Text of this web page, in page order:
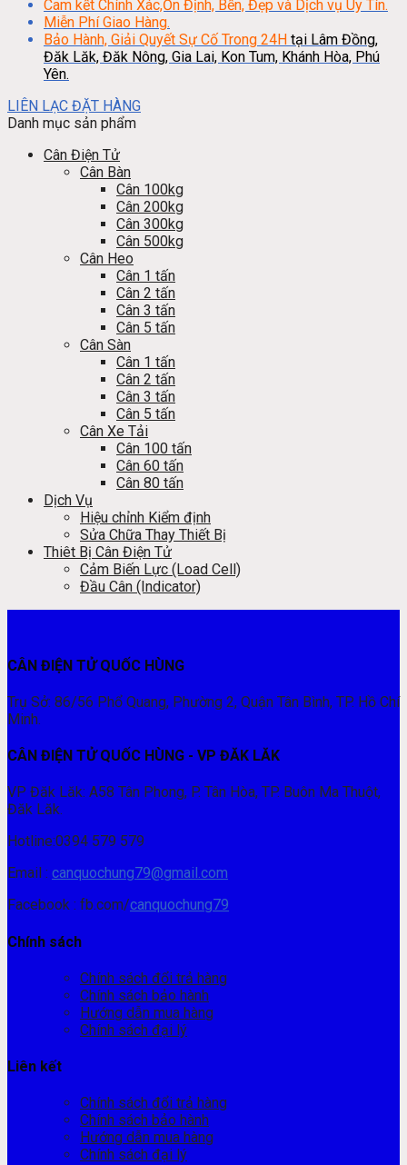
Cam kết Chính Xác,Ổn Định, Bền, Đẹp và Dịch vụ Uy Tín.
Miễn Phí Giao Hàng.
Bảo Hành, Giải Quyết Sự Cố Trong 24H tại Lâm Đồng,
Đăk Lăk, Đăk Nông, Gia Lai, Kon Tum, Khánh Hòa, Phú
Yên.
LIÊN LẠC ĐẶT HÀNG
Danh mục sản phẩm
Cân Điện Tử
Cân Bàn
Cân 100kg
Cân 200kg
Cân 300kg
Cân 500kg
Cân Heo
Cân 1 tấn
Cân 2 tấn
Cân 3 tấn
Cân 5 tấn
Cân Sàn
Cân 1 tấn
Cân 2 tấn
Cân 3 tấn
Cân 5 tấn
Cân Xe Tải
Cân 100 tấn
Cân 60 tấn
Cân 80 tấn
Dịch Vụ
Hiệu chỉnh Kiểm định
Sửa Chữa Thay Thiết Bị
Thiêt Bị Cân Điện Tử
Cảm Biến Lực (Load Cell)
Đầu Cân (Indicator)
CÂN ĐIỆN TỬ QUỐC HÙNG
Trụ Sở: 86/56 Phổ Quang, Phường 2, Quận Tân Bình, TP. Hồ Chí
Minh.
CÂN ĐIỆN TỬ QUỐC HÙNG - VP ĐĂK LĂK
VP Đăk Lăk: A58 Tân Phong, P. Tân Hòa, TP. Buôn Ma Thuột,
Đăk Lăk.
Hotline:0394 579 579
Email : canquochung79@gmail.com
Facebook : fb.com/canquochung79
Chính sách
Chính sách đổi trả hàng
Chính sách bảo hành
Hướng dẫn mua hàng
Chính sách đại lý
Liên kết
Chính sách đổi trả hàng
Chính sách bảo hành
Hướng dẫn mua hàng
Chính sách đại lý